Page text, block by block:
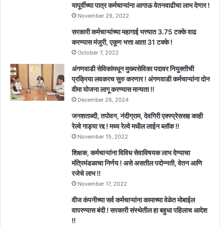
यापूर्वीच्या पात्र कर्मचाऱ्यांना आगाऊ वेतनवाढीचा लाभ देणार !
November 29, 2022
सरकारी कर्मचाऱ्यांच्या महागाई भत्त्यात 3.75 टक्के वाढ
करण्यास मंजुरी, एकूण भत्ता आता 31 टक्के !
October 7, 2022
अंगणवाडी सेविकांमधून मुख्यसेविका पदावर नियुक्तीची
प्रक्रिया लवकरच सुरु करणार ! अंगणवाडी कर्मचाऱ्यांना दोन
वीमा योजना लागू करण्यास मान्यता !!
December 26, 2024
जनशताब्दी, तपोवन, नंदीग्राम, देवगिरी एक्स्प्रेससह काही
रेल्वे गाड्या रद्द ! मध्य रेल्वे मधील लाईन ब्लॉक !!
November 15, 2022
शिक्षक, कर्मचाऱ्यांना विविध सेवाविषयक लाभ देण्याचा
मंत्रिमंडळाचा निर्णय ! असे असतील पदोन्नती, वेतन आणि
रजेचे लाभ !!
November 17, 2022
वीज कंपनीच्या सर्व कर्मचाऱ्यांना कामाच्या वेळेत मोबाईल
वापरण्यास बंदी ! सरकारी संस्थेतील हा बहुधा पहिलाच आदेश
!!